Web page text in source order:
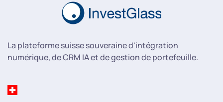
La plateforme suisse souveraine d'intégration
numérique, de CRM IA et de gestion de portefeuille.